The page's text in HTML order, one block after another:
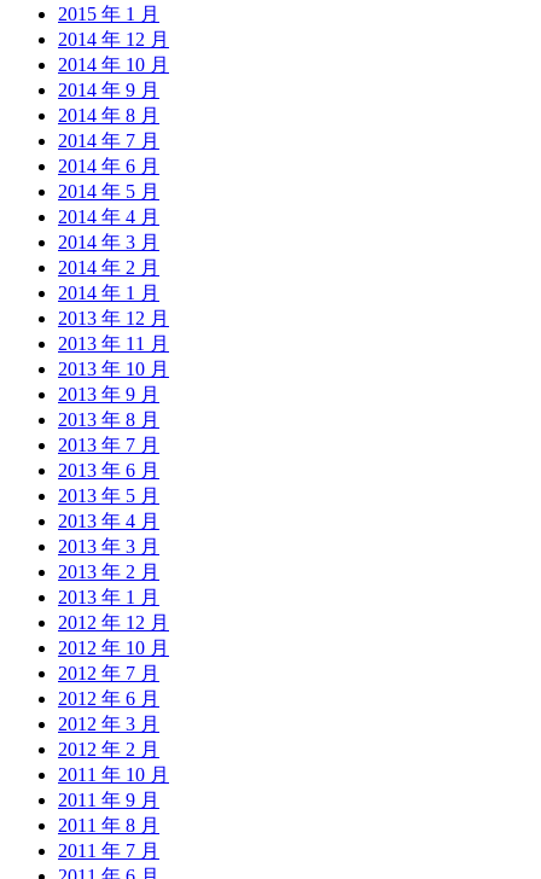
2015 年 1 月
2014 年 12 月
2014 年 10 月
2014 年 9 月
2014 年 8 月
2014 年 7 月
2014 年 6 月
2014 年 5 月
2014 年 4 月
2014 年 3 月
2014 年 2 月
2014 年 1 月
2013 年 12 月
2013 年 11 月
2013 年 10 月
2013 年 9 月
2013 年 8 月
2013 年 7 月
2013 年 6 月
2013 年 5 月
2013 年 4 月
2013 年 3 月
2013 年 2 月
2013 年 1 月
2012 年 12 月
2012 年 10 月
2012 年 7 月
2012 年 6 月
2012 年 3 月
2012 年 2 月
2011 年 10 月
2011 年 9 月
2011 年 8 月
2011 年 7 月